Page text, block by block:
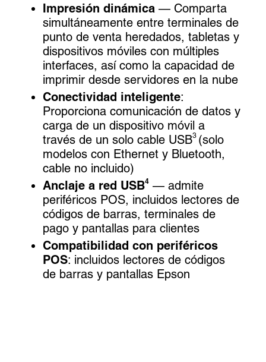
Impresión dinámica— Comparta
simultáneamente entre terminales de
punto de venta heredados, tabletas y
dispositivos móviles con múltiples
interfaces, así como la capacidad de
imprimir desde servidores en la nube
Conectividad inteligente:
Proporciona comunicación de datos y
carga de un dispositivo móvil a
través de un solo cable USB3 (solo
modelos con Ethernet y Bluetooth,
cable no incluido)
Anclaje a red USB4 — admite
periféricos POS, incluidos lectores de
códigos de barras, terminales de
pago y pantallas para clientes
Compatibilidad con periféricos
POS: incluidos lectores de códigos
de barras y pantallas Epson